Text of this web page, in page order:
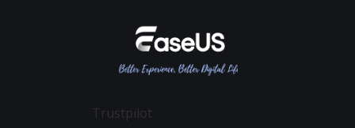
Termini & Condizioni
Recupero Dati Scheda SD
Recupero dei File su Mac
Trustpilot